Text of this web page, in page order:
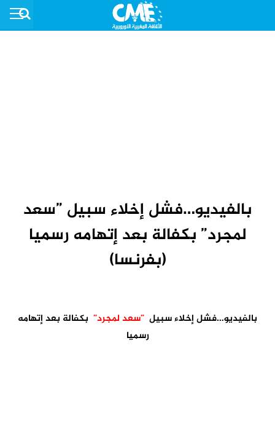
بالفيديو…فشل إخلاء سبيل ”سعد
لمجرد” بكفالة بعد إتهامه رسميا
(بفرنسا)
بالفيديو…فشل إخلاء سبيل ”سعد لمجرد” بكفالة بعد إتهامه
رسميا